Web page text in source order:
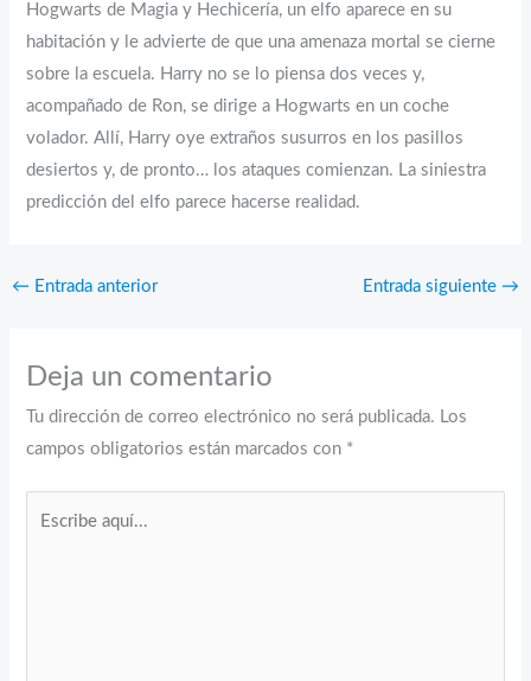
Hogwarts de Magia y Hechicería, un elfo aparece en su
habitación y le advierte de que una amenaza mortal se cierne
sobre la escuela. Harry no se lo piensa dos veces y,
acompañado de Ron, se dirige a Hogwarts en un coche
volador. Allí, Harry oye extraños susurros en los pasillos
desiertos y, de pronto… los ataques comienzan. La siniestra
predicción del elfo parece hacerse realidad.
← Entrada anterior Entrada siguiente →
Deja un comentario
Tu dirección de correo electrónico no será publicada. Los
campos obligatorios están marcados con *